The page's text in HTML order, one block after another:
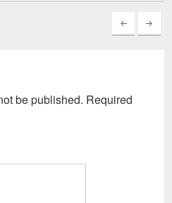
be published. Required